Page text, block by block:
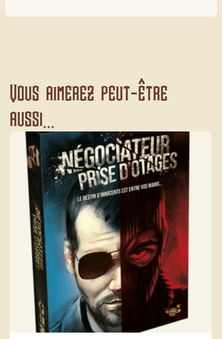
Vous aimerez peut-être
aussi...